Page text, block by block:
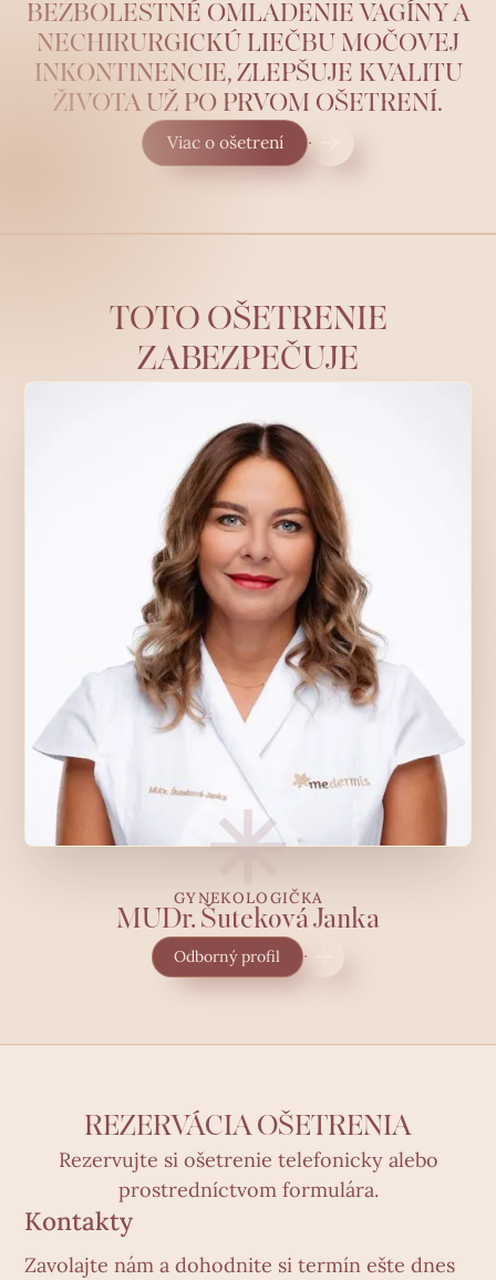
BEZBOLESTNÉ OMLADENIE VAGÍNY A
NECHIRURGICKÚ LIEČBU MOČOVEJ
INKONTINENCIE, ZLEPŠUJE KVALITU
ŽIVOTA UŽ PO PRVOM OŠETRENÍ.
Viac o ošetrení
TOTO OŠETRENIE
ZABEZPEČUJE
GYNEKOLOGIČKA
MUDr. Šuteková Janka
Odborný profil
REZERVÁCIA OŠETRENIA
Rezervujte si ošetrenie telefonicky alebo
prostredníctvom formulára.
Kontakty
Zavolajte nám a dohodnite si termín ešte dnes